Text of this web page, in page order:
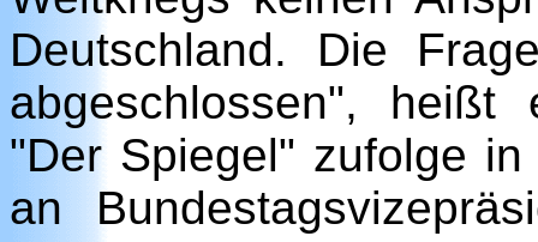
Deutschland. Die
abgeschlossen", heißt
"Der Spiegel" zufolge
an